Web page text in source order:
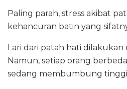
Paling parah, stress akibat
kehancuran batin yang
Lari dari patah hati dilakukan
Namun, setiap orang
sedang membumbung